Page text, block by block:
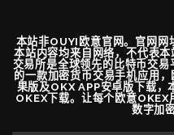
本站非OUYI欧意官网。官网网
本站内容均来自网络，不代表
交易所是全球领先的比特币交
的一款加密货币交易手机应用
果版及OKX APP安卓版下载，
OKEX下载。让每个欧意
数字加